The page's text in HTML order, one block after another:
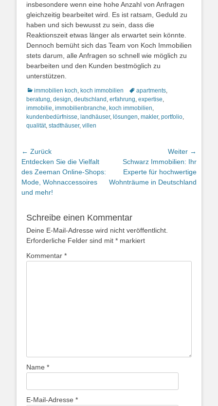
insbesondere wenn eine hohe Anzahl von Anfragen
gleichzeitig bearbeitet wird. Es ist ratsam, Geduld zu
haben und sich bewusst zu sein, dass die
Reaktionszeit etwas länger als erwartet sein könnte.
Dennoch bemüht sich das Team von Koch Immobilien
stets darum, alle Anfragen so schnell wie möglich zu
bearbeiten und den Kunden bestmöglich zu
unterstützen.
Kategorien
immobilien koch, koch immobilien Schlagworte
apartments,
beratung, design, deutschland , erfahrung, expertise,
immobilie, immobilienbranche, koch immobilien,
kundenbedürfnisse, landhäuser, lösungen, makler, portfolio,
qualität, stadthäuser, villen
Beitragsnavigation
← Zurück
Vorheriger
Beitrag:
Entdecken Sie die Vielfalt
des Zeeman Online-Shops:
Mode, Wohnaccessoires
und mehr!
Weiter →
Nächster
Beitrag:
Schwarz Immobilien: Ihr
Experte für hochwertige
Wohnträume in Deutschland
Schreibe einen Kommentar
Deine E-Mail-Adresse wird nicht veröffentlicht.
Erforderliche Felder sind mit * markiert
Kommentar *
Name *
E-Mail-Adresse *